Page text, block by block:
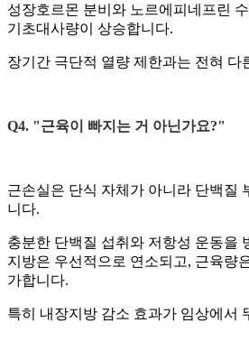
성장호르몬 분비와 노르에피네프린
기초대사량이 상승합니다.
장기간 극단적 열량 제한과는 전혀 다
Q4. "근육이 빠지는 거 아닌가요?"
근손실은 단식 자체가 아니라 단백질
니다.
충분한 단백질 섭취와 저항성 운동을
지방은 우선적으로 연소되고, 근육량
가합니다.
특히 내장지방 감소 효과가 임상에서